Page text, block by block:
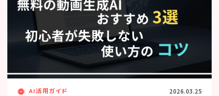
AI活用ガイド 2026.03.25